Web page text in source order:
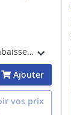
Ballast électronique avec abaissement de puissance de 24h à 6h pour lampe sodium haute pression 70W.
Ajouter
vos prix